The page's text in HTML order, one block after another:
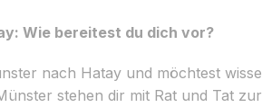
Wie bereitest du dich vor?
nach Hatay und möchtest
stehen dir mit Rat und Tat